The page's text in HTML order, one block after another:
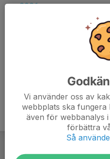
opp2026
Vi använder oss av
webbplats ska fungera
även för webbanalys
förbättra
Så